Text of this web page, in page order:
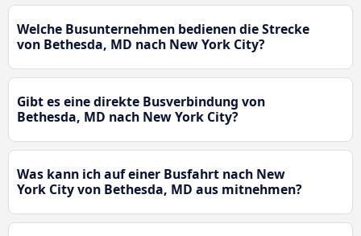
Welche Busunternehmen bedienen die Strecke
von Bethesda, MD nach New York City?
Gibt es eine direkte Busverbindung von
Bethesda, MD nach New York City?
Was kann ich auf einer Busfahrt nach New
York City von Bethesda, MD aus mitnehmen?